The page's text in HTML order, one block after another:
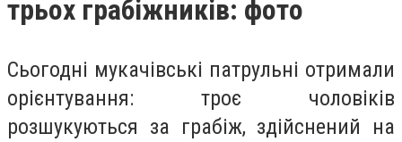
трьох грабіжників: фото
Сьогодні мукачівські патрульні отримали
орієнтування: троє чоловіків
розшукуються за грабіж, здійснений на